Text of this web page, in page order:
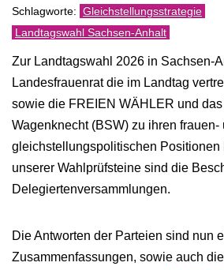
Gleichstellungsstrategie
Landtagswahl Sachsen-Anhalt
Zur Landtagswahl 2026 in Sachsen-
Landesfrauenrat die im Landtag
sowie die FREIEN WÄHLER und
Wagenknecht (BSW) zu ihren frauen-
gleichstellungspolitischen Positionen
unserer Wahlprüfsteine sind die
Delegiertenversammlungen.
Die Antworten der Parteien sind nun
Zusammenfassungen, sowie auch